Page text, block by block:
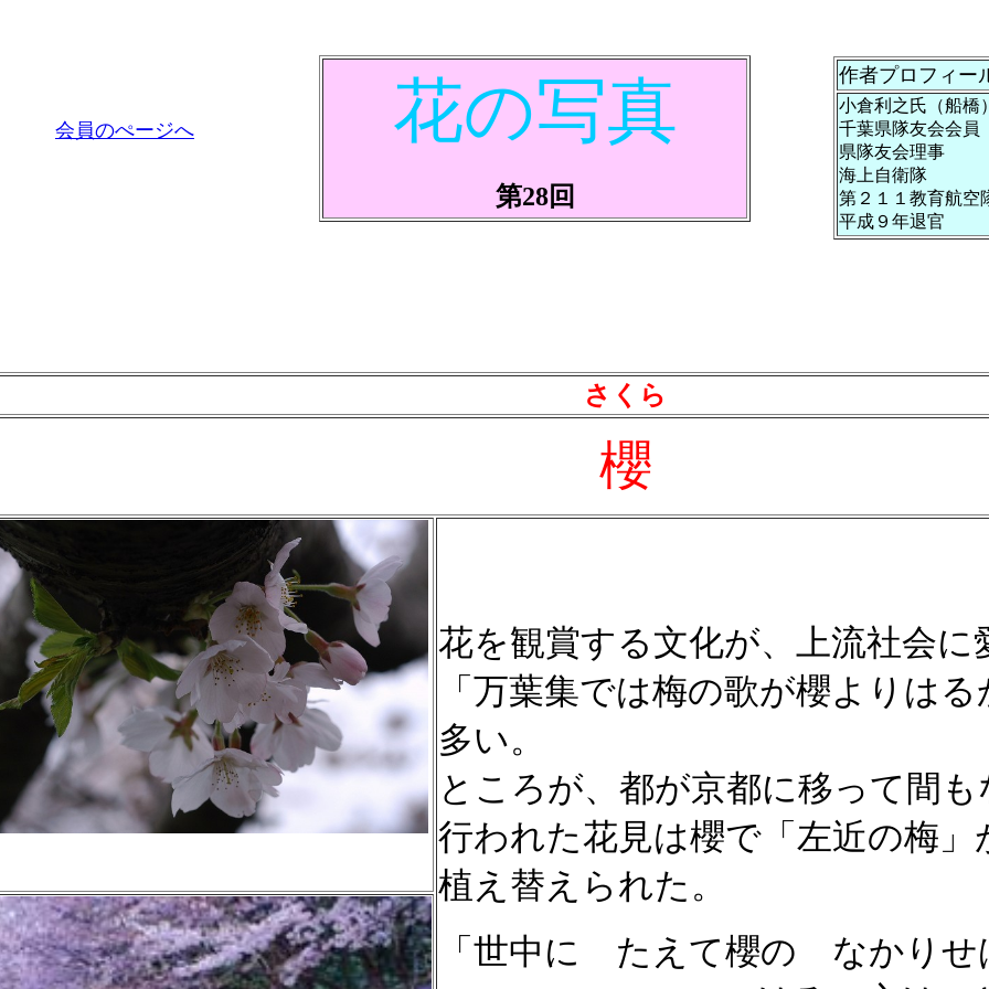
さくら
櫻
花を観賞する文化が、上流社会に
「万葉集では梅の歌が櫻よりはる
多い。
ところが、都が京都に移って間も
行われた花見は櫻で「左近の梅」
植え替えられた。
「世中に たえて櫻の なかり
作者プロフィー
小倉利之氏 （船橋）
千葉県隊友会会員
県隊友会理事
海上自衛隊
第２１１教育航空
平成９年退官
花の写真
第28回
会員のぺージへ